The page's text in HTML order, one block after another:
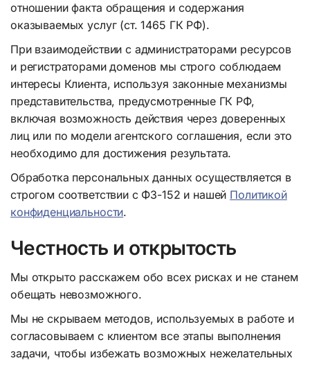
отношении факта обращения и содержания
оказываемых услуг (ст. 1465 ГК РФ).
При взаимодействии с администраторами ресурсов
и регистраторами доменов мы строго соблюдаем
интересы Клиента, используя законные механизмы
представительства, предусмотренные ГК РФ,
включая возможность действия через доверенных
лиц или по модели агентского соглашения, если это
необходимо для достижения результата.
Обработка персональных данных осуществляется в
строгом соответствии с ФЗ-152 и нашей Политикой
конфиденциальности.
Честность и открытость
Мы открыто расскажем обо всех рисках и не станем
обещать невозможного.
Мы не скрываем методов, используемых в работе и
согласовываем с клиентом все этапы выполнения
задачи, чтобы избежать возможных нежелательных